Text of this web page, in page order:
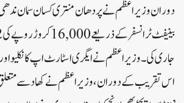
دوران وزیراعظم نے پردھان منتری کسان سمان
جاری کی۔ وزیراعظم نے ایگری اسٹارٹ اپ کانکلیو اور
اس تقریب کے دوران، وزیر اعظم نے کھاد سے